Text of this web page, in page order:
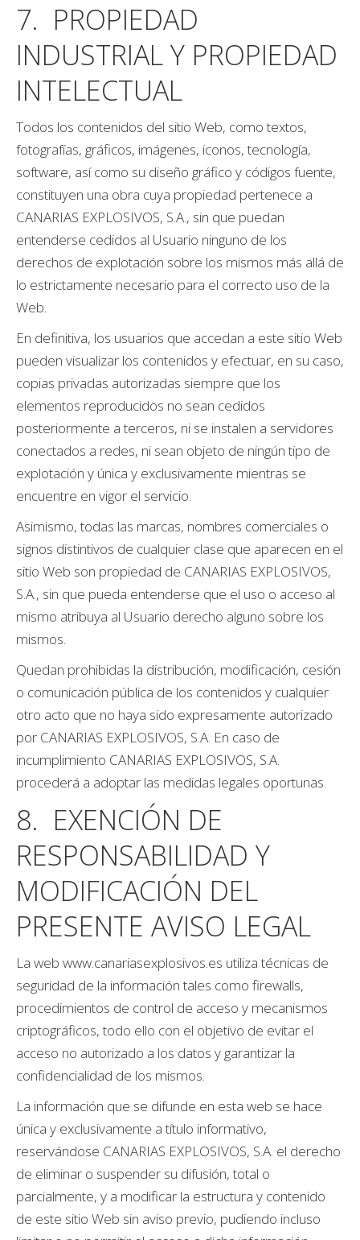
7. PROPIEDAD
INDUSTRIAL Y PROPIEDAD
INTELECTUAL
Todos los contenidos del sitio Web, como textos,
fotografías, gráficos, imágenes, iconos, tecnología,
software, así como su diseño gráfico y códigos fuente,
constituyen una obra cuya propiedad pertenece a
CANARIAS EXPLOSIVOS, S.A., sin que puedan
entenderse cedidos al Usuario ninguno de los
derechos de explotación sobre los mismos más allá de
lo estrictamente necesario para el correcto uso de la
Web.
En definitiva, los usuarios que accedan a este sitio Web
pueden visualizar los contenidos y efectuar, en su caso,
copias privadas autorizadas siempre que los
elementos reproducidos no sean cedidos
posteriormente a terceros, ni se instalen a servidores
conectados a redes, ni sean objeto de ningún tipo de
explotación y única y exclusivamente mientras se
encuentre en vigor el servicio.
Asimismo, todas las marcas, nombres comerciales o
signos distintivos de cualquier clase que aparecen en el
sitio Web son propiedad de CANARIAS EXPLOSIVOS,
S.A., sin que pueda entenderse que el uso o acceso al
mismo atribuya al Usuario derecho alguno sobre los
mismos.
Quedan prohibidas la distribución, modificación, cesión
o comunicación pública de los contenidos y cualquier
otro acto que no haya sido expresamente autorizado
por CANARIAS EXPLOSIVOS, S.A. En caso de
incumplimiento CANARIAS EXPLOSIVOS, S.A.
procederá a adoptar las medidas legales oportunas.
8. EXENCIÓN DE
RESPONSABILIDAD Y
MODIFICACIÓN DEL
PRESENTE AVISO LEGAL
La web www.canariasexplosivos.es utiliza técnicas de
seguridad de la información tales como firewalls,
procedimientos de control de acceso y mecanismos
criptográficos, todo ello con el objetivo de evitar el
acceso no autorizado a los datos y garantizar la
confidencialidad de los mismos.
La información que se difunde en esta web se hace
única y exclusivamente a título informativo,
reservándose CANARIAS EXPLOSIVOS, S.A. el derecho
de eliminar o suspender su difusión, total o
parcialmente, y a modificar la estructura y contenido
de este sitio Web sin aviso previo, pudiendo incluso